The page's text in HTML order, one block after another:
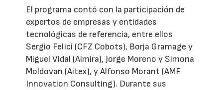
El programa contó con la participación de
expertos de empresas y entidades
tecnológicas de referencia, entre ellos
Sergio Felici (CFZ Cobots), Borja Gramage y
Miguel Vidal (Aimira), Jorge Moreno y Simona
Moldovan (Aitex), y Alfonso Morant (AMF
Innovation Consulting). Durante sus